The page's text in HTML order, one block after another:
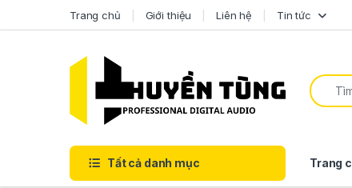
Trang chủ Giới thiệu Liên hệ Tin tức
Tất cả danh mục Trang